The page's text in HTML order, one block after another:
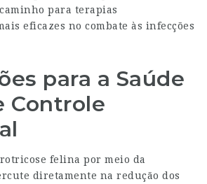
para terapias
eficazes no combate às infecções
para a Saúde
Controle
felina por meio da
diretamente na redução dos